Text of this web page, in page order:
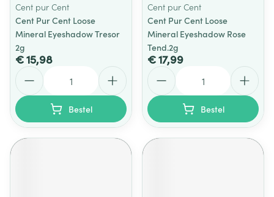
Cent pur Cent
Cent Pur Cent Loose
Mineral Eyeshadow Tresor
2g
€ 15,98
Bestel
Cent pur Cent
Cent Pur Cent Loose
Mineral Eyeshadow Rose
Tend.2g
€ 17,99
Bestel